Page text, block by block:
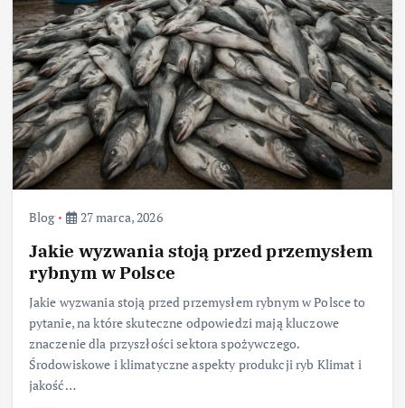
Blog 27 marca, 2026
Jakie wyzwania stoją przed przemysłem
rybnym w Polsce
Jakie wyzwania stoją przed przemysłem rybnym w Polsce to
pytanie, na które skuteczne odpowiedzi mają kluczowe
znaczenie dla przyszłości sektora spożywczego.
Środowiskowe i klimatyczne aspekty produkcji ryb Klimat i
jakość…